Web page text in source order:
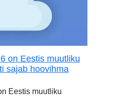
on Eestis muutliku
sajab hoovihma
Eestis muutliku